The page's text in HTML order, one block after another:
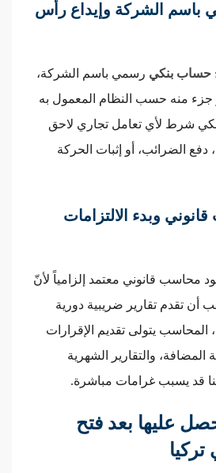
باسم الشركة وإيداع رأس
حساب بنكي رسمي باسم الشركة،
جزء منه حسب النظام المعمول به
شرط لأي تعامل تجاري لاحق
دفع الضرائب، أو إثبات الحركة
وبدء الالتزامات
محاسب قانوني معتمد إلزامياً لأنّ
تقدم تقارير ضريبية دورية
يتولى تقديم الإقرارات
المضافة، والتقارير الشهرية
قد يسبب غرامات مباشرة.
عليها بعد فتح